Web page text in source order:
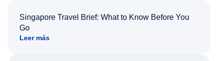
Singapore Travel Brief: What to Know Before You
Go
Leer más